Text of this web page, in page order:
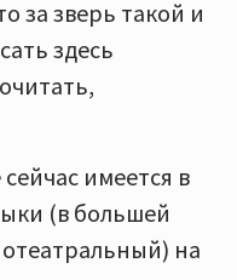
за зверь такой и
здесь
имеется в
(в большей
на